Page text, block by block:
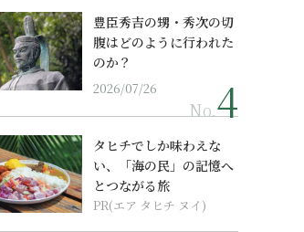
豊臣秀吉の甥・秀次の切
腹はどのように行われた
のか？
2026/07/26
No.
タヒチでしか味わえな
い、「海の民」の記憶へ
とつながる旅
PR(エア タヒチ ヌイ)